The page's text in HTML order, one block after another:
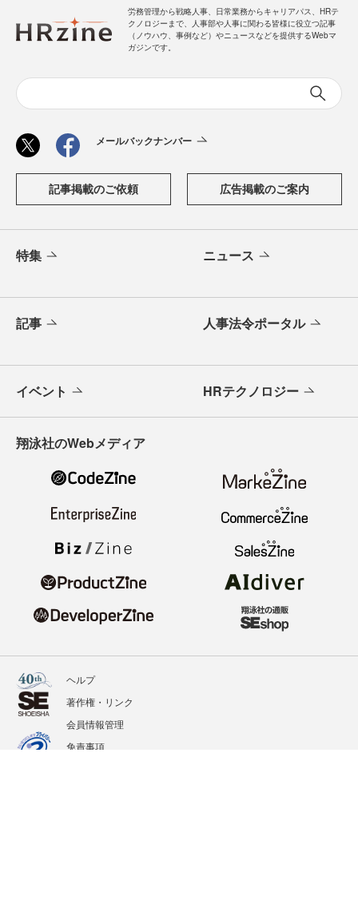
労務管理から戦略人事、日常業務からキャリアパス、HRテ
クノロジーまで、人事部や人事に関わる皆様に役立つ記事
（ノウハウ、事例など）やニュースなどを提供するWebマ
ガジンです。
メールバックナンバー
記事掲載のご依頼 広告掲載のご案内
特集 ニュース
記事 人事法令ポータル
イベント HRテクノロジー
翔泳社のWebメディア
ヘルプ
著作権・リンク
会員情報管理
免責事項